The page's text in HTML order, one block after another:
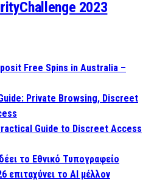
2023
Free Spins in Australia –
Private Browsing, Discreet
Guide to Discreet Access
το Εθνικό Τυπογραφείο
επιταχύνει το AI μέλλον